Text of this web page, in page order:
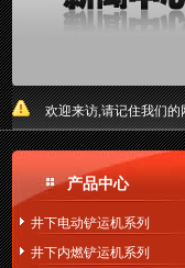
欢迎来访,请记住我们的
产品中心
井下电动铲运机系列
井下内燃铲运机系列